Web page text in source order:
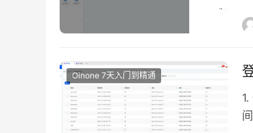
Oinone 7天入门到精通